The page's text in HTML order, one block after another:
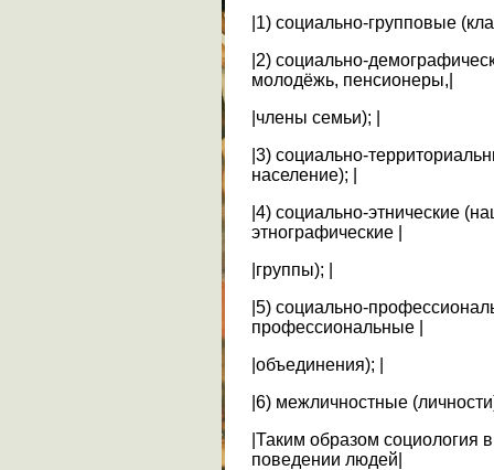
|1) социально-групповые
|2) социально-
молодёжь, пенсионеры,|
|члены семьи); |
|3) социально-
население); |
|4) социально-этнические
этнографические |
|группы); |
|5) социально-
профессиональные |
|объединения); |
|6) межличностные
|Таким образом социология
поведении людей|